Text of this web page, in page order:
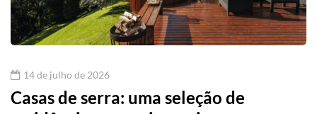
14 de julho de 2026
Casas de serra: uma seleção de